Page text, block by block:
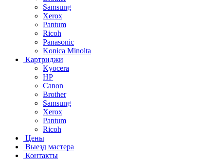
Samsung
Xerox
Pantum
Ricoh
Panasonic
Konica Minolta
Картриджи
Kyocera
HP
Canon
Brother
Samsung
Xerox
Pantum
Ricoh
Цены
Выезд мастера
Контакты